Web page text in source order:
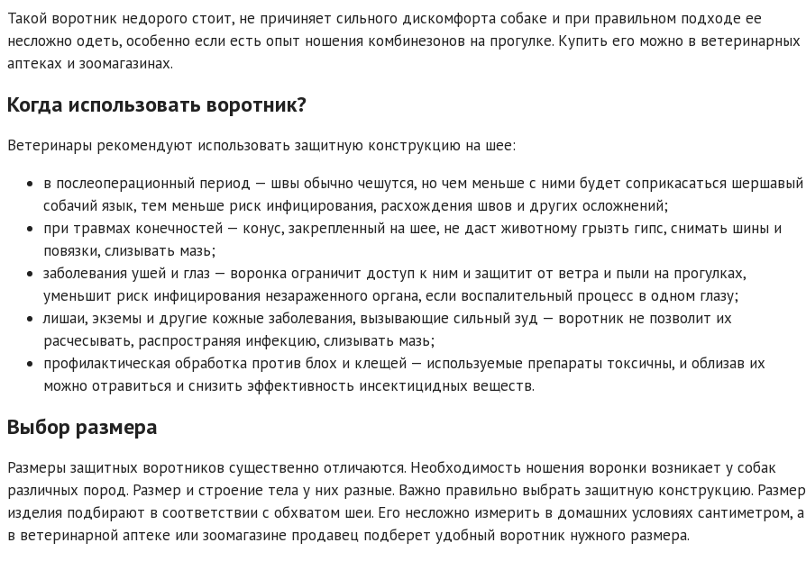
Такой воротник недорого стоит, не причиняет сильного дискомфорта собаке и при правильном подходе ее
несложно одеть, особенно если есть опыт ношения комбинезонов на прогулке. Купить его можно в ветеринарных
аптеках и зоомагазинах.
Когда использовать воротник?
Ветеринары рекомендуют использовать защитную конструкцию на шее:
в послеоперационный период — швы обычно чешутся, но чем меньше с ними будет соприкасаться шершавый
собачий язык, тем меньше риск инфицирования, расхождения швов и других осложнений;
при травмах конечностей — конус, закрепленный на шее, не даст животному грызть гипс, снимать шины и
повязки, слизывать мазь;
заболевания ушей и глаз — воронка ограничит доступ к ним и защитит от ветра и пыли на прогулках,
уменьшит риск инфицирования незараженного органа, если воспалительный процесс в одном глазу;
лишаи, экземы и другие кожные заболевания, вызывающие сильный зуд — воротник не позволит их
расчесывать, распространяя инфекцию, слизывать мазь;
профилактическая обработка против блох и клещей — используемые препараты токсичны, и облизав их
можно отравиться и снизить эффективность инсектицидных веществ.
Выбор размера
Размеры защитных воротников существенно отличаются. Необходимость ношения воронки возникает у собак
различных пород. Размер и строение тела у них разные. Важно правильно выбрать защитную конструкцию. Размер
изделия подбирают в соответствии с обхватом шеи. Его несложно измерить в домашних условиях сантиметром, а
в ветеринарной аптеке или зоомагазине продавец подберет удобный воротник нужного размера.